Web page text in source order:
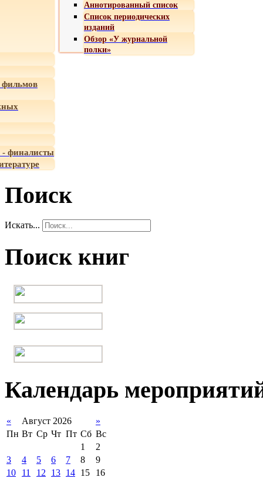
Аннотированный список
Список периодических
изданий
Обзор «У журнальной
полки»
- финалисты
Поиск
Искать...
Поиск книг
Календарь
« Август 2026
»
Пн Вт Ср Чт Пт Сб Вс
1
2
3
4 5 6 7 8
9
10
11 12 13 14 15 16